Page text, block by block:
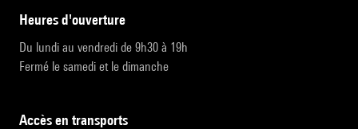
heures d'ouverture
Du lundi au vendredi de 9h30 à 19h
Fermé le samedi et le dimanche
accès en transports